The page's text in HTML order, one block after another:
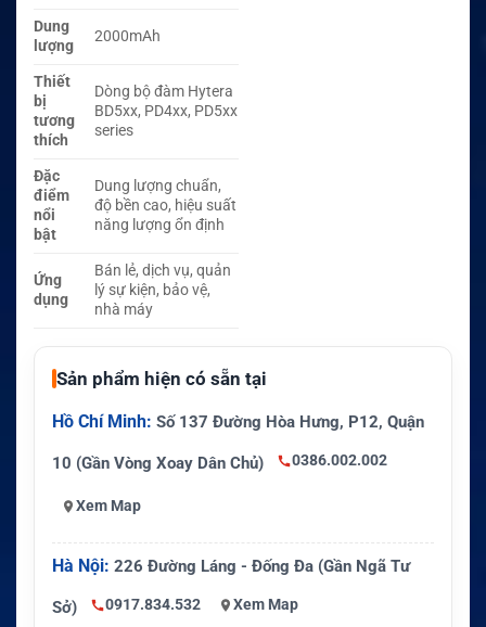
Dung
lượng
2000mAh
Thiết
bị
tương
thích
Dòng bộ đàm Hytera
BD5xx, PD4xx, PD5xx
series
Đặc
điểm
nổi
bật
Dung lượng chuẩn,
độ bền cao, hiệu suất
năng lượng ổn định
Ứng
dụng
Bán lẻ, dịch vụ, quản
lý sự kiện, bảo vệ,
nhà máy
Sản phẩm hiện có sẵn tại
Hồ Chí Minh: Số 137 Đường Hòa Hưng, P12, Quận
10 (Gần Vòng Xoay Dân Chủ) 0386.002.002
Xem Map
Hà Nội: 226 Đường Láng - Đống Đa (Gần Ngã Tư
Sở) 0917.834.532 Xem Map